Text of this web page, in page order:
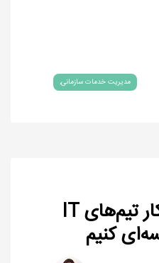
مدیریت خدمات سازمانی
چگونه حاصل کار تیم‌های IT
کنیم